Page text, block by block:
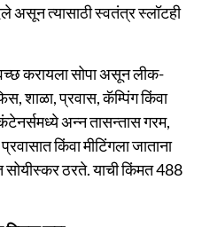
असून त्यासाठी स्वतंत्र स्लॉटही
करायला सोपा असून लीक-
प्रवास, कॅम्पिंग किंवा
अन्न तासन्तास गरम,
किंवा मीटिंगला जाताना
ठरते. याची किंमत 488